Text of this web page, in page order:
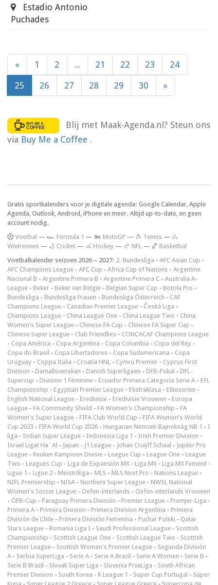
Estadio Antonio
Puchades
« 1 2 ... 21 22 23 24
25 26 27 28 29 30 »
Blij met Maak-Agenda.nl? Steun ons
via Buy Me a Coffee .
Gratis sportkalenders voor je digitale agenda: Google Calendar, Apple
Agenda, Outlook, Android, iPhone en meer. Altijd up-to-date, en geen
account nodig.
Voetbal — 🏎️ Formula 1 — 🏍 MotoGP — 🎾 Tennis — 🚴
Wielrennen — 🏏 Cricket — 🏑 Hockey — 🏈 NFL — 🏀 Basketbal
Voetbalkalender seizoen 2026 – 2027: 2. Bundesliga - AFC Asian Cup -
AFC Champions League - AFC Cup - Africa Cup of Nations - Argentine
Nacional B - Argentine Primera B - Argentine Primera C - Australia A-
League - Beker - Beker van België - Belgian Super Cup - Botola Pro -
Bundesliga - Bundesliga Frauen - Bundesliga Österreich - CAF
Champions League - Canadian Premier League - Česká Liga -
Champions League - China League One - China League Two - China
Women's Super League - Chinese FA Cup - Chinese FA Super Cup -
Chinese Super League - Club Friendlies - CONCACAF Champions League
- Copa América - Copa Argentina - Copa Colombia - Copa del Rey -
Copa do Brasil - Copa Libertadores - Copa Sudamericana - Copa
Uruguay - Coppa Italia - Croatia HNL - Cymru Premier - Cyprus First
Division - Damallsvenskan - Danish Superligaen - DFB-Pokal - DFL-
Supercup - Division 1 Féminine - Ecuador Primera Categoría Serie A - EFL
Championship - Egyptian Premier League - Ekstraklasa - Eliteserien -
English National League - Eredivisie - Eredivisie Vrouwen - Europa
League - FA Community Shield - FA Women's Championship - FA
Women's Super League - FIFA Club World Cup - FIFA Women's World
Cup 2023 - FIFA World Cup 2026 - Hungarian Nemzeti Bajnokság NB 1 - I
liga - Indian Super League - Indonesia Liga 1 - Irish Premier Division -
Israel Ligat Ha`Al - Japan - J1 League - Johan Cruijff Schaal - Jupiler Pro
League - Keuken Kampioen Divisie - League Cup - League One - League
Two - Leagues Cup - Liga de Expansión MX - Liga MX - Liga MX Femenil -
Ligue 1 - Ligue 2 - Meistriliiga - MLS - MLS Next Pro - Nations League -
NIFL Premiership - NISA - Northern Super League - NWSL National
Women's Soccer League - Oefen-interlands - Oefen-interlands Vrouwen
- ÖFB-Cup - Paraguay Primera División - Premier League - Premjer-Liga -
Primera A - Primera Division - Primera Division Argentina - Primera
División de Chile - Primera División Femenina - Puchar Polski - Qatar
Stars League - Romania Liga I - Saudi Professional League - Scottish
Championship - Scottish League One - Scottish League Two - Scottish
Premier League - Scottish Women's Premier League - Segunda División
A - Serbia SuperLiga - Serie A - Serie A Brazil - Serie A Women - Serie B -
Serie B Brazil - Slovak Super Liga - Slovenia PrvaLiga - South African
Premier Division - South Korea - K League 1 - Super Cup Portugal - Süper